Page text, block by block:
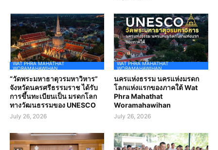
WAT PHRA MAHATHAT
WORAMAHAWIHAN
“วัดพระมหาธาตุวรมหาวิหาร”
จังหวัดนครศรีธรรมราช ได้รับ
การขึ้นทะเบียนเป็น มรดกโลก
ทางวัฒนธรรมของ UNESCO
July 26, 2026
WAT PHRA MAHATHAT
WORAMAHAWIHAN
นครแห่งธรรม นครแห่งมรดก
โลกแห่งแรกของภาคใต้ Wat
Phra Mahathat
Woramahawihan
July 26, 2026